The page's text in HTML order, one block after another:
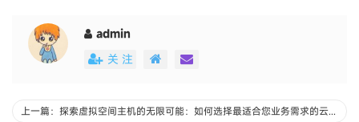
方案。但虚拟主机的类型繁多，选择时需综合考虑
技术特性、业务需求和经济因素。
admin
关 注
上一篇：探索虚拟空间主机的无限可能：如何选择最适合您业务需求的云端解决方案